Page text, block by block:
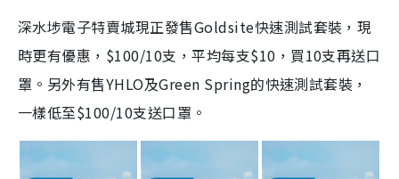
深水埗電子特賣城現正發售Goldsite快速測試套裝，現
時更有優惠，$100/10支，平均每支$10，買10支再送口
罩。另外有售YHLO及Green Spring的快速測試套裝，
一樣低至$100/10支送口罩。